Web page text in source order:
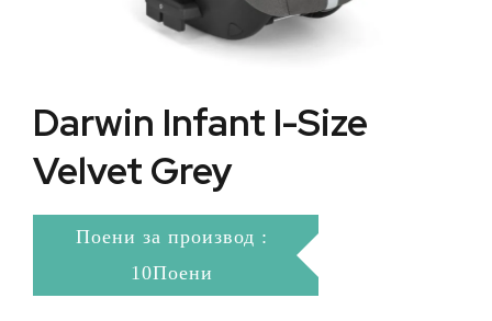
Darwin Infant I-Size
Velvet Grey
Поени за производ :
10Поени